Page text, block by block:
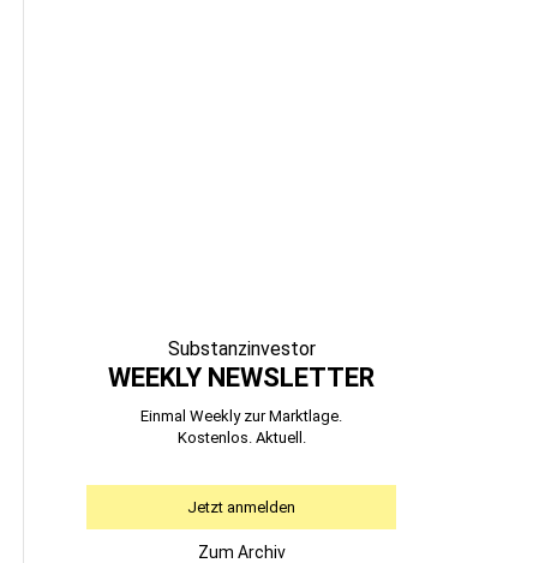
Substanzinvestor
WEEKLY NEWSLETTER
Einmal Weekly zur Marktlage.
Kostenlos. Aktuell.
Jetzt anmelden
Zum Archiv